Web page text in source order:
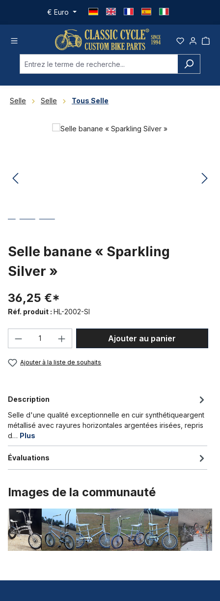
Passer au contenu principal
€ Euro
Selle Selle Tous Selle
Ignorer la galerie d'images
Selle banane « Sparkling
Silver »
36,25 €*
Réf. produit : HL-2002-SI
Quantité de produit : Entrez la
Ajouter au panier
Ajouter à la liste de souhaits
Description
Selle d'une qualité exceptionnelle en cuir synthétiqueargent
métallisé avec rayures horizontales argentées irisées, repris
d… Plus
Évaluations
Images de la communauté